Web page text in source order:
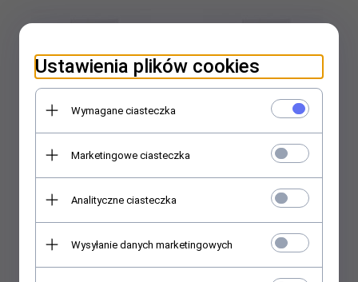
Lumene KLASSIKKO
54,99PLN
Lumene KLASSIKKO
54,99PLN
Ustawienia plików cookies
Wymagane ciasteczka
Marketingowe ciasteczka
Analityczne ciasteczka
Wysyłanie danych marketingowych